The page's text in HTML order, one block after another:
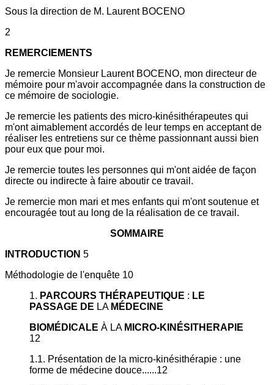
Sous la direction de M. Laurent BOCENO
2
REMERCIEMENTS
Je remercie Monsieur Laurent BOCENO, mon directeur de
mémoire pour m'avoir accompagnée dans la construction de
ce mémoire de sociologie.
Je remercie les patients des micro-kinésithérapeutes qui
m'ont aimablement accordés de leur temps en acceptant de
réaliser les entretiens sur ce thème passionnant aussi bien
pour eux que pour moi.
Je remercie toutes les personnes qui m'ont aidée de façon
directe ou indirecte à faire aboutir ce travail.
Je remercie mon mari et mes enfants qui m'ont soutenue et
encouragée tout au long de la réalisation de ce travail.
SOMMAIRE
INTRODUCTION 5
Méthodologie de l'enquête 10
1. PARCOURS THÉRAPEUTIQUE : LE
PASSAGE DE LA MÉDECINE
BIOMÉDICALE À LA MICRO-KINÉSITHERAPIE
12
1.1. Présentation de la micro-kinésithérapie : une
forme de médecine douce......12